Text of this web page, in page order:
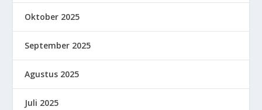
Oktober 2025
September 2025
Agustus 2025
Juli 2025